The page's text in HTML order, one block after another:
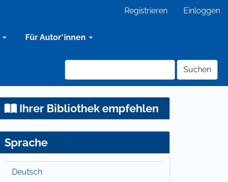
Registrieren Einloggen
Für Autor*innen
Suchen
Ihrer Bibliothek empfehlen
Sprache
Deutsch